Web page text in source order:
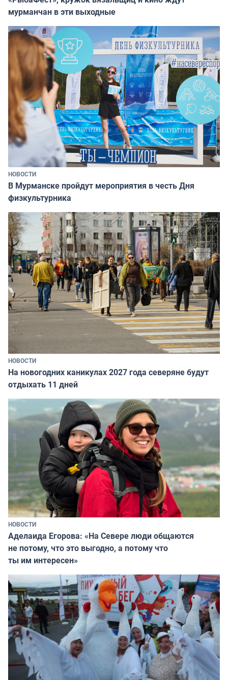
мурманчан в эти выходные
НОВОСТИ
В Мурманске пройдут мероприятия в честь Дня
физкультурника
НОВОСТИ
На новогодних каникулах 2027 года северяне будут
отдыхать 11 дней
НОВОСТИ
Аделаида Егорова: «На Севере люди общаются
не потому, что это выгодно, а потому что
ты им интересен»